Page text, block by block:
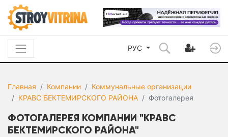
РУС
Главная Компании
Коммунальные организации
КРАВС БЕКТЕМИРСКОГО РАЙОНА
Фотогалерея
ФОТОГАЛЕРЕЯ КОМПАНИИ "КРАВС
БЕКТЕМИРСКОГО РАЙОНА"